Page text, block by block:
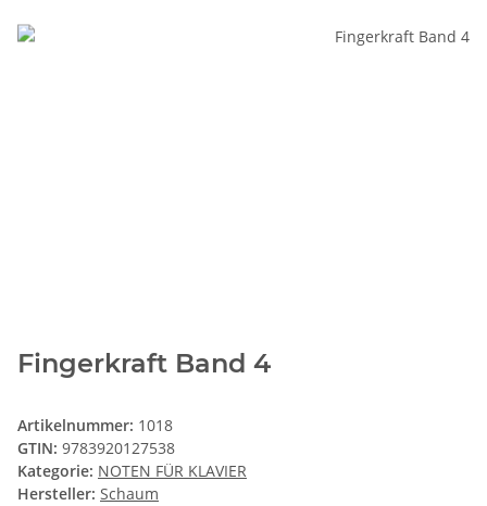
Fingerkraft Band 4
Artikelnummer: 1018
GTIN: 9783920127538
Kategorie: NOTEN FÜR KLAVIER
Hersteller: Schaum